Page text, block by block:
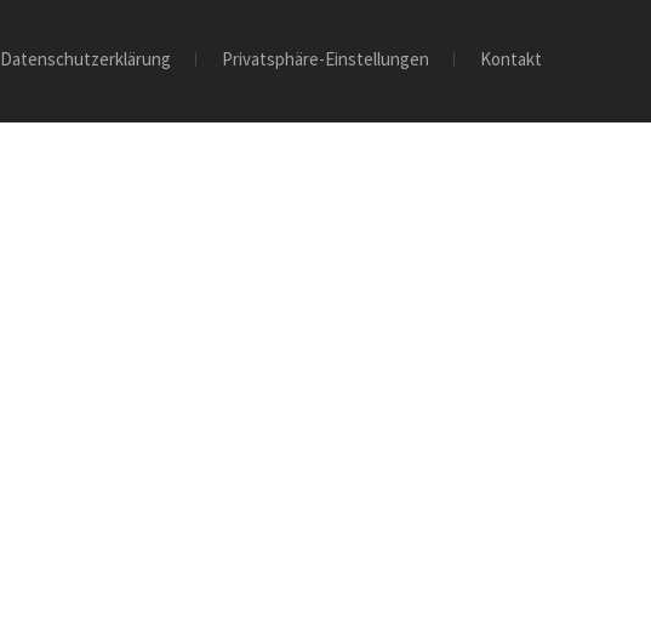
Datenschutzerklärung Privatsphäre-Einstellungen Kontakt